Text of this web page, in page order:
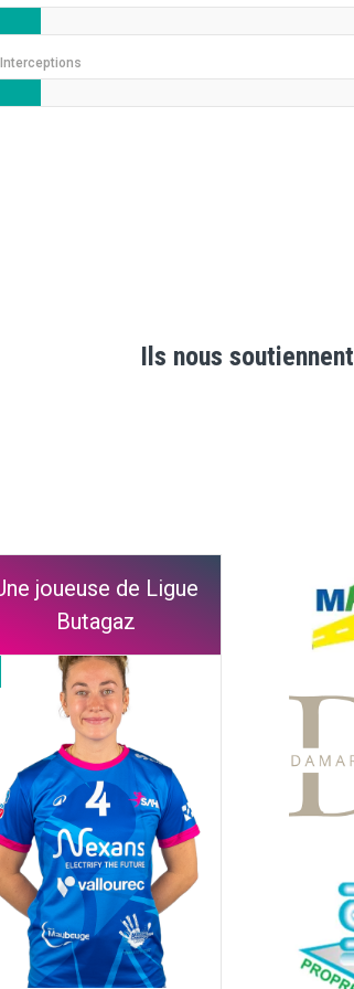
Interceptions
Ils nous soutiennent
joueuse de Ligue
Butagaz